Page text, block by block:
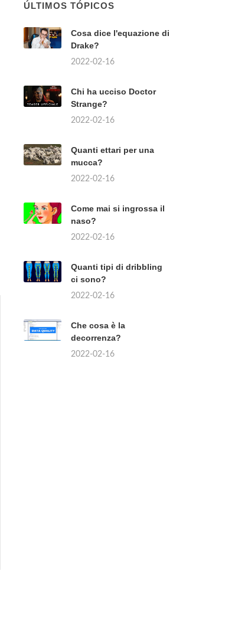
ÚLTIMOS TÓPICOS
Cosa dice l'equazione di
Drake?
2022-02-16
Chi ha ucciso Doctor
Strange?
2022-02-16
Quanti ettari per una
mucca?
2022-02-16
Come mai si ingrossa il
naso?
2022-02-16
Quanti tipi di dribbling
ci sono?
2022-02-16
Che cosa è la
decorrenza?
2022-02-16